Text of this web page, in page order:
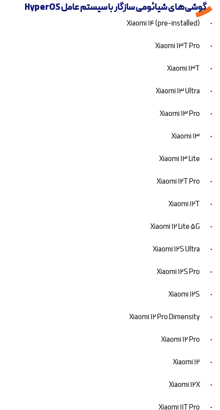
گوشی‌های شیائومی سازگار با سیستم عامل HyperOS
• Xiaomi 14 (pre-installed)
• Xiaomi 13T Pro
• Xiaomi 13T
• Xiaomi 13 Ultra
• Xiaomi 13 Pro
• Xiaomi 13
• Xiaomi 13 Lite
• Xiaomi 12T Pro
• Xiaomi 12T
• Xiaomi 12 Lite 5G
• Xiaomi 12S Ultra
• Xiaomi 12S Pro
• Xiaomi 12S
• Xiaomi 12 Pro Dimensity
• Xiaomi 12 Pro
• Xiaomi 12
• Xiaomi 12X
• Xiaomi 11T Pro